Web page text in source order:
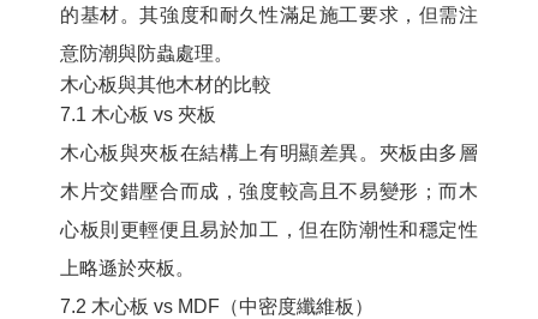
的基材。其強度和耐久性滿足施工要求，但需注
意防潮與防蟲處理。
木心板與其他木材的比較
7.1 木心板 vs 夾板
木心板與夾板在結構上有明顯差異。夾板由多層
木片交錯壓合而成，強度較高且不易變形；而木
心板則更輕便且易於加工，但在防潮性和穩定性
上略遜於夾板。
7.2 木心板 vs MDF（中密度纖維板）